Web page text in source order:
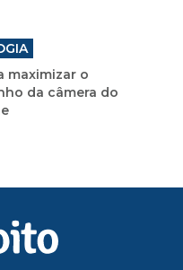
maximizar o
da câmera do